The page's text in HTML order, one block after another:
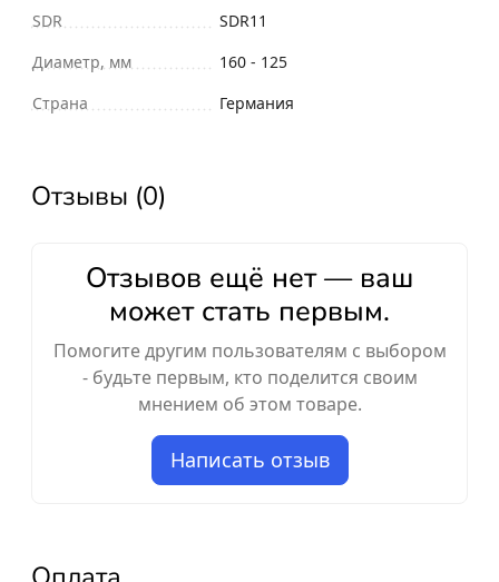
SDR
SDR11
Диаметр, мм
160 - 125
Страна
Германия
Отзывы (0)
Отзывов ещё нет — ваш
может стать первым.
Помогите другим пользователям с выбором
- будьте первым, кто поделится своим
мнением об этом товаре.
Написать отзыв